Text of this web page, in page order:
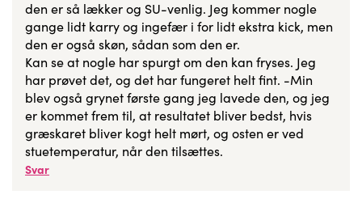
den er så lækker og SU-venlig. Jeg kommer nogle
gange lidt karry og ingefær i for lidt ekstra kick, men
den er også skøn, sådan som den er.
Kan se at nogle har spurgt om den kan fryses. Jeg
har prøvet det, og det har fungeret helt fint. -Min
blev også grynet første gang jeg lavede den, og jeg
er kommet frem til, at resultatet bliver bedst, hvis
græskaret bliver kogt helt mørt, og osten er ved
stuetemperatur, når den tilsættes.
Svar